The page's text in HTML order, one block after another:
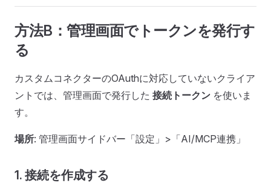
方法B：管理画面でトークンを発行す
る
カスタムコネクターのOAuthに対応していないクライア
ントでは、管理画面で発行した 接続トークン を使いま
す。
場所: 管理画面サイドバー「設定」>「AI/MCP連携」
1. 接続を作成する